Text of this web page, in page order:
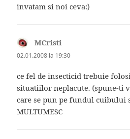
invatam si noi ceva:)
MCristi
02.01.2008 la 19:30
ce fel de insecticid trebuie
situatiilor neplacute. (spune-ti
care se pun pe fundul cuibului
MULTUMESC